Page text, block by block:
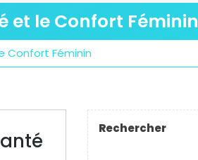
et le Confort Féminin
Confort Féminin
Rechercher